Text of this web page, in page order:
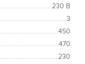
230 В
3
450
470
230